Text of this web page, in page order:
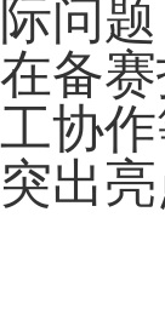
际问
在备
工协
突出